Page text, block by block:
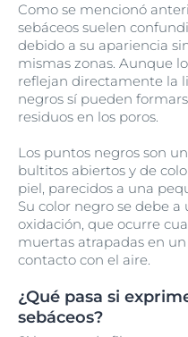
Como se mencionó
sebáceos suelen
debido a su apariencia
mismas zonas. Aunque
reflejan directamente la
negros sí pueden
residuos en los poros.
Los puntos negros son
bultitos abiertos y de
piel, parecidos a una
Su color negro se debe
oxidación, que ocurre
muertas atrapadas en
contacto con el aire.
¿Qué pasa si
sebáceos?